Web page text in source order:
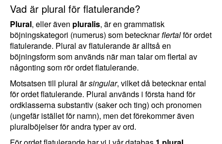
Vad är plural för flatulerande?
Plural, eller även pluralis, är en grammatisk
böjningskategori (numerus) som betecknarflertalför ordet
flatulerande. Plural av flatulerande är alltså en
böjningsform som används när man talar om flertal av
någonting som rör ordet flatulerande.
Motsatsen till plural ärsingular, vilket då betecknar ental
för ordet flatulerande. Plural används i första hand för
ordklasserna substantiv (saker och ting) och pronomen
(ungefär istället för namn), men det förekommer även
pluralböjelser för andra typer av ord.